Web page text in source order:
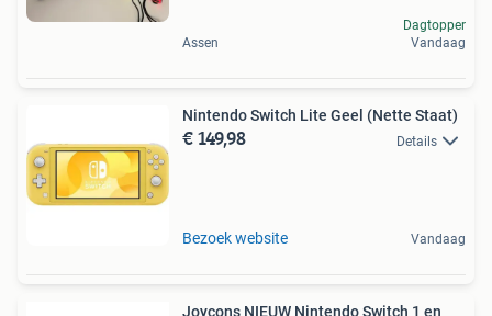
Assen
Dagtopper
Vandaag
Nintendo Switch Lite Geel (Nette Staat)
€ 149,98 Details
Bezoek website Vandaag
Joycons NIEUW Nintendo Switch 1 en